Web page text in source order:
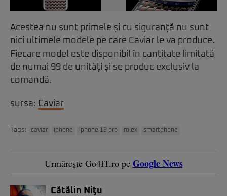
Acestea nu sunt primele și cu siguranță nu sunt
nici ultimele modele pe care Caviar le va produce.
Fiecare model este disponibil în cantitate limitată
de numai 99 de unități și se produc exclusiv la
comandă.
sursa: Caviar
Tags: caviar iphone iphone 13 pro rolex smartphone
Urmărește Go4IT.ro pe Google News
Cătălin Niţu